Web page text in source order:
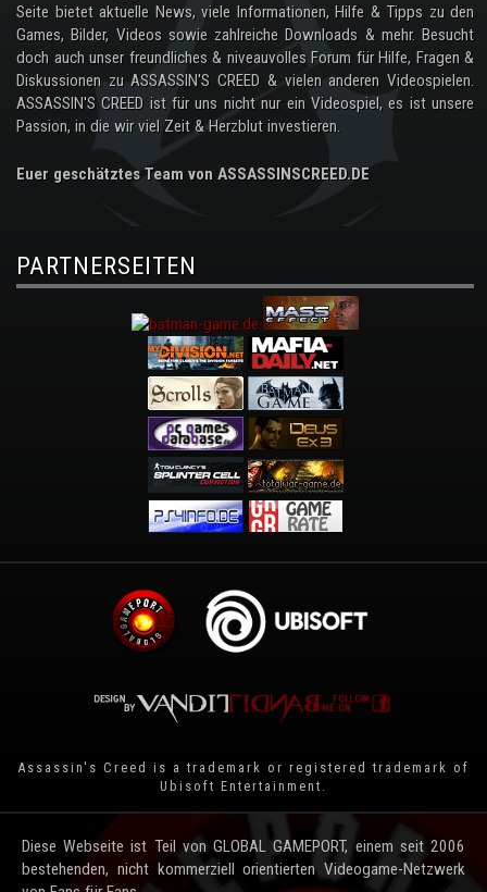
Seite bietet aktuelle News, viele Informationen, Hilfe & Tipps zu den
Games, Bilder, Videos sowie zahlreiche Downloads & mehr. Besucht
doch auch unser freundliches & niveauvolles Forum für Hilfe, Fragen &
Diskussionen zu ASSASSIN'S CREED & vielen anderen Videospielen.
ASSASSIN'S CREED ist für uns nicht nur ein Videospiel, es ist unsere
Passion, in die wir viel Zeit & Herzblut investieren.
Euer geschätztes Team von ASSASSINSCREED.DE
PARTNERSEITEN
Assassin's Creed is a trademark or registered trademark of
Ubisoft Entertainment
Diese Webseite ist Teil von GLOBAL GAMEPORT, einem seit 2006
bestehenden, nicht kommerziell orientierten Videogame-Netzwerk